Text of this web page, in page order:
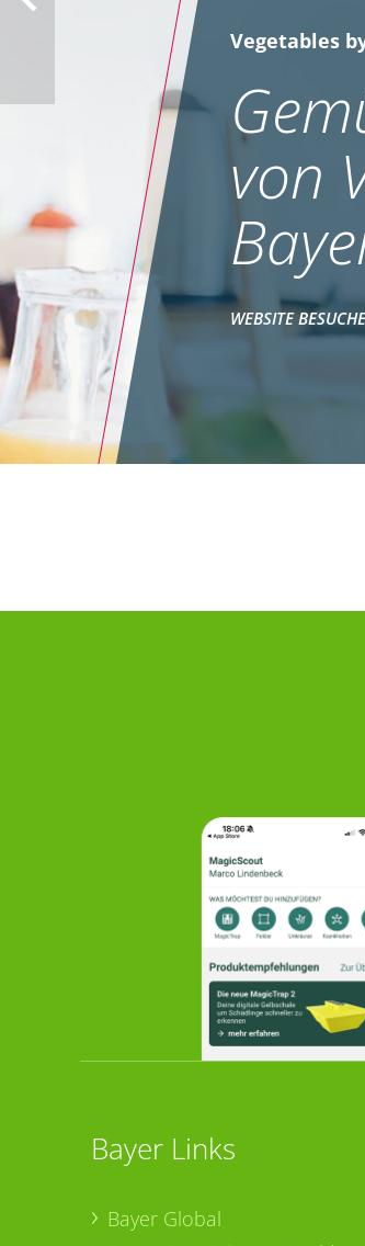
Vegetables
von
WEBSITE
Bayer Links
Bayer Global